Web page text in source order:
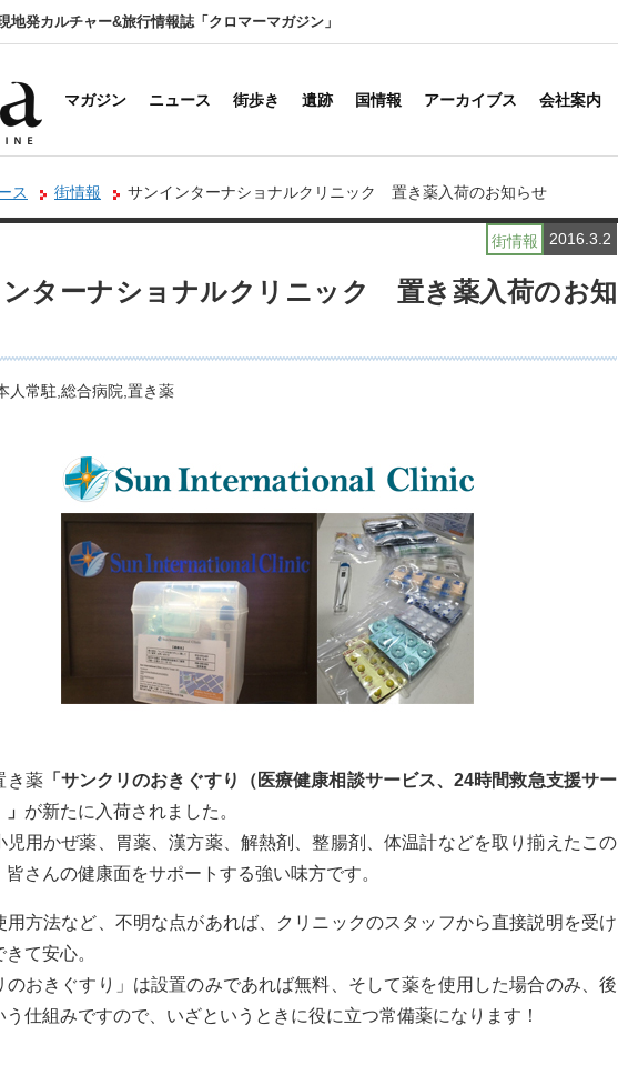
発カルチャー&旅行情報誌「クロマーマガジン」
マガジン ニュース 街歩き 遺跡 国情報 アーカイブス 会社案内
ス 街情報 サンインターナショナルクリニック 置き薬入荷のお知らせ
2016.3.2
街情報
ターナショナルクリニック 置き薬入荷のお知
人常駐 総合病院 置き薬
き薬「サンクリのおきぐすり（医療健康相談サービス、24時間救急支援サー
が新たに入荷されました。
児用かぜ薬、胃薬、漢方薬、解熱剤、整腸剤、体温計などを取り揃えたこの
皆さんの健康面をサポートする強い味方です。
用方法など、不明な点があれば、クリニックのスタッフから直接説明を受け
て安心。
のおきぐすり」は設置のみであれば無料、そして薬を使用した場合のみ、後
う仕組みですので、いざというときに役に立つ常備薬になります！